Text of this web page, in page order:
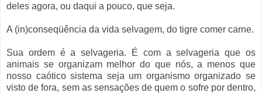
deles agora, ou daqui a pouco, que seja.
A (in)conseqüência da vida selvagem, do tigre comer carne.
Sua ordem é a selvageria. É com a selvageria que os
animais se organizam melhor do que nós, a menos que
nosso caótico sistema seja um organismo organizado se
visto de fora, sem as sensações de quem o sofre por dentro,